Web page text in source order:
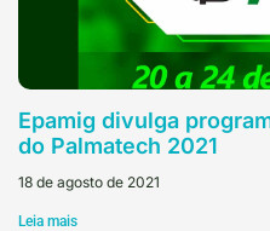
Epamig divulga
do Palmatech 2021
18 de agosto de 2021
Leia mais